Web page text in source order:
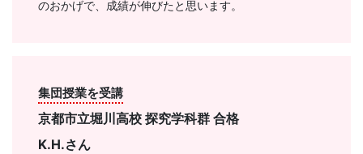
のおかげで、成績が伸びたと思います。
集団授業を受講
京都市立堀川高校 探究学科群 合格
K.H.さん